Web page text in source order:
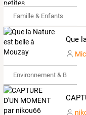
Famille & Enfants
Environnement & Bio